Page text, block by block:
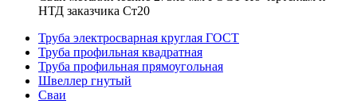
НТД заказчика Ст20
Труба электросварная круглая ГОСТ
Труба профильная квадратная
Труба профильная прямоугольная
Швеллер гнутый
Сваи